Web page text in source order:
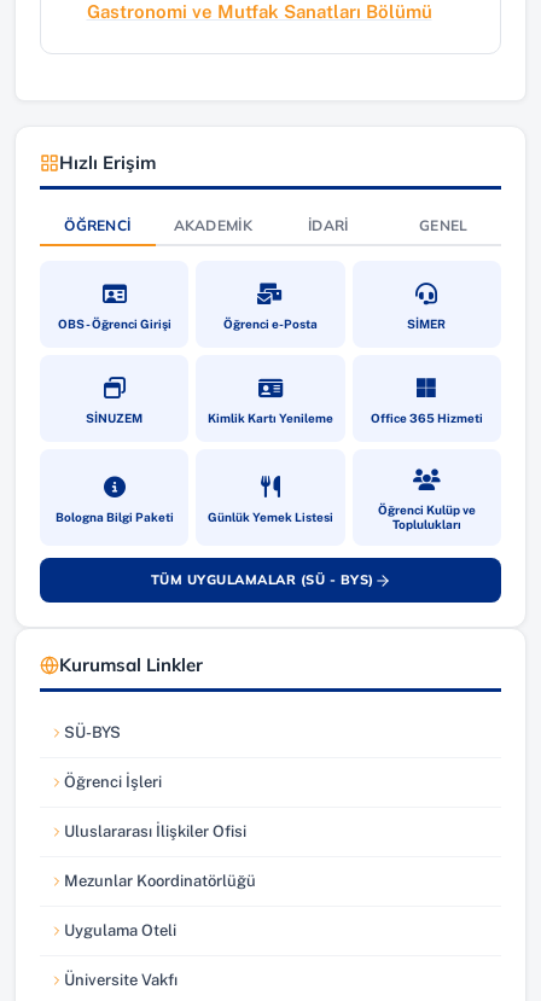
Gastronomi ve Mutfak Sanatları Bölümü
Hızlı Erişim
ÖĞRENCI AKADEMIK İDARI GENEL
OBS - Öğrenci Girişi(yeni sekmede açılır)Öğrenci e-Posta(yeni sekmede açılır)SİMER(yeni sekmede
SİNUZEM(yeni sekmede açılır)Kimlik Kartı Yenileme(yeni sekmede açılır)Office 365 Hizmeti
(yeni sekmede
Bologna Bilgi Paketi(yeni sekmede açılır)Günlük Yemek Listesi(yeni sekmede açılır)Öğrenci Kulüp ve
Toplulukları
(yeni sekmede
TÜM UYGULAMALAR (SÜ - BYS)
(yeni sekmede açılır)
Kurumsal Linkler
SÜ-BYS
(yeni sekmede açılır)
Öğrenci İşleri
(yeni sekmede açılır)
Uluslararası İlişkiler Ofisi
(yeni sekmede açılır)
Mezunlar Koordinatörlüğü
(yeni sekmede açılır)
Uygulama Oteli
(yeni sekmede açılır)
Üniversite Vakfı
(yeni sekmede açılır)